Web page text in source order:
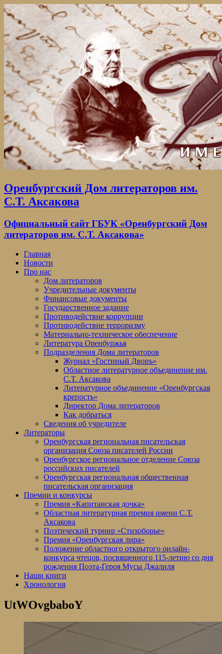
Оренбургский Дом литераторов им.
С.Т. Аксакова
Официальный сайт ГБУК «Оренбургский Дом
литераторов им. С.Т. Аксакова»
Главная
Новости
Про нас
Дом литераторов
Учредительные документы
Финансовые документы
Государственное задание
Противодействие коррупции
Противодействие терроризму
Материально-техническое обеспечение
Литература Оренбуржья
Подразделения Дома литераторов
Журнал «Гостиный Дворъ»
Областное литературное объединение им.
С.Т. Аксакова
Литературное объединение «Оренбургская
крепость»
Директор Дома литераторов
Как добраться
Сведения об учредителе
Литераторы
Оренбургская региональная писательская
организация Союза писателей России
Оренбургское региональное отделение Союза
российских писателей
Оренбургская региональная общественная
писательская организация
Премии и конкурсы
Премия «Капитанская дочка»
Областная литературная премия имени С.Т.
Аксакова
Поэтический турнир «Стихоборье»
Премия «Оренбургская лира»
Положение областного открытого онлайн-
конкурса чтецов, посвященного 115-летию со дня
рождения Поэта-Героя Мусы Джалиля
Наши книги
Хронология
UtWOvgbaboY